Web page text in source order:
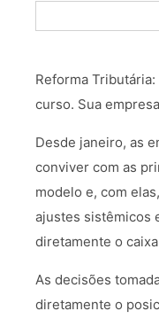
Reforma
curso. Sua
Desde janeiro, as
conviver com as
modelo e, com
ajustes sistêmicos
diretamente o
As decisões
diretamente o